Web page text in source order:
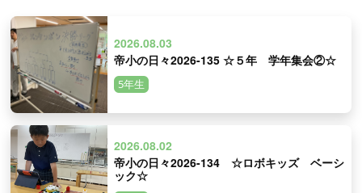
2026.08.03
帝小の日々2026-135 ☆５年 学年集会②☆
5年生
2026.08.02
帝小の日々2026-134 ☆ロボキッズ ベーシ
ック☆